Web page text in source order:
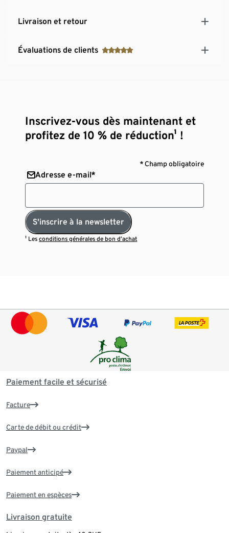
Livraison et retour
Évaluations de clients
Inscrivez-vous dès maintenant et
profitez de 10 % de réduction¹ !
* Champ obligatoire
Adresse e-mail*
S'inscrire à la newsletter
¹ Lesconditions générales de bon d’achat
Paiement facile et sécurisé
Facture
Carte de débit ou crédit
Paypal
Paiement anticipé
Paiement en espèces
Livraison gratuite